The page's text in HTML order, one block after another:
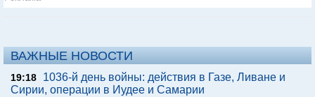
ВАЖНЫЕ НОВОСТИ
19:18
1036-й день войны: действия в Газе, Ливане и
Сирии, операции в Иудее и Самарии